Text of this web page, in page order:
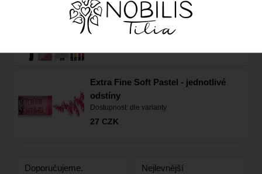
Fixativ ve spreji (Pébéo) - 400ml
Dostupnost:Skladem
239
Extra Fine Soft Pastel - jednotlivé
odstíny
Dostupnost: dle varianty
27 CZK
Doporučujeme. Nejlevnější